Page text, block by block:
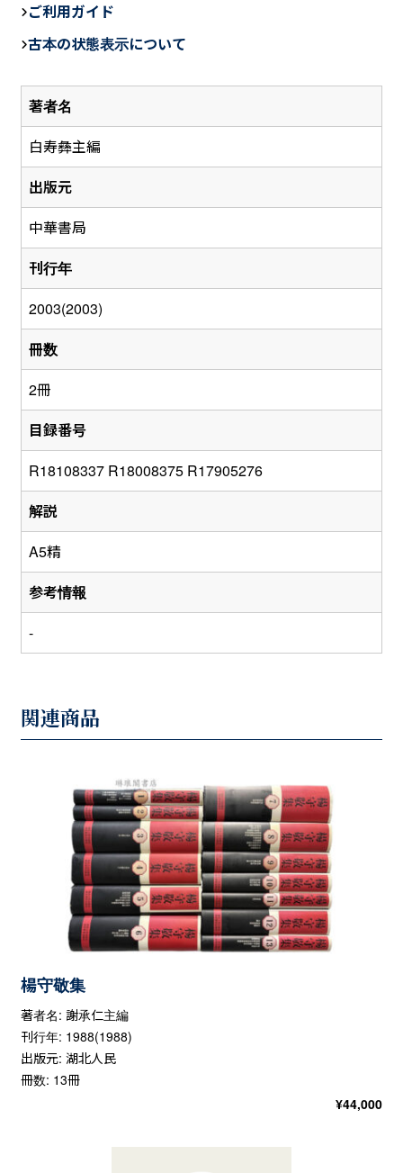
著者名
白寿彝主編
出版元
中華書局
刊行年
2003(2003)
冊数
2冊
目録番号
R18108337 R18008375 R17905276
解説
A5精
参考情報
-
e
b
o
o
ご利用ガイド
古本の状態表示について
関連商品
楊守敬集
著者名: 謝承仁主編
刊行年: 1988(1988)
出版元: 湖北人民
冊数: 13冊
¥44,000